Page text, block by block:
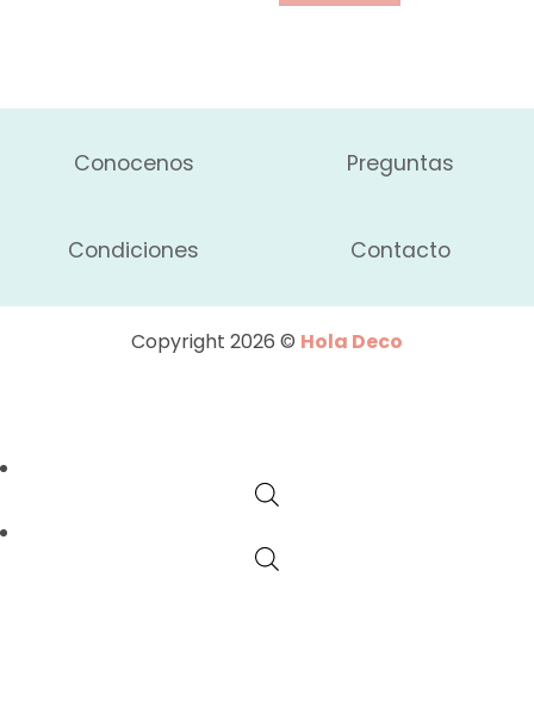
Conocenos Preguntas
Condiciones Contacto
Copyright 2026 © Hola Deco